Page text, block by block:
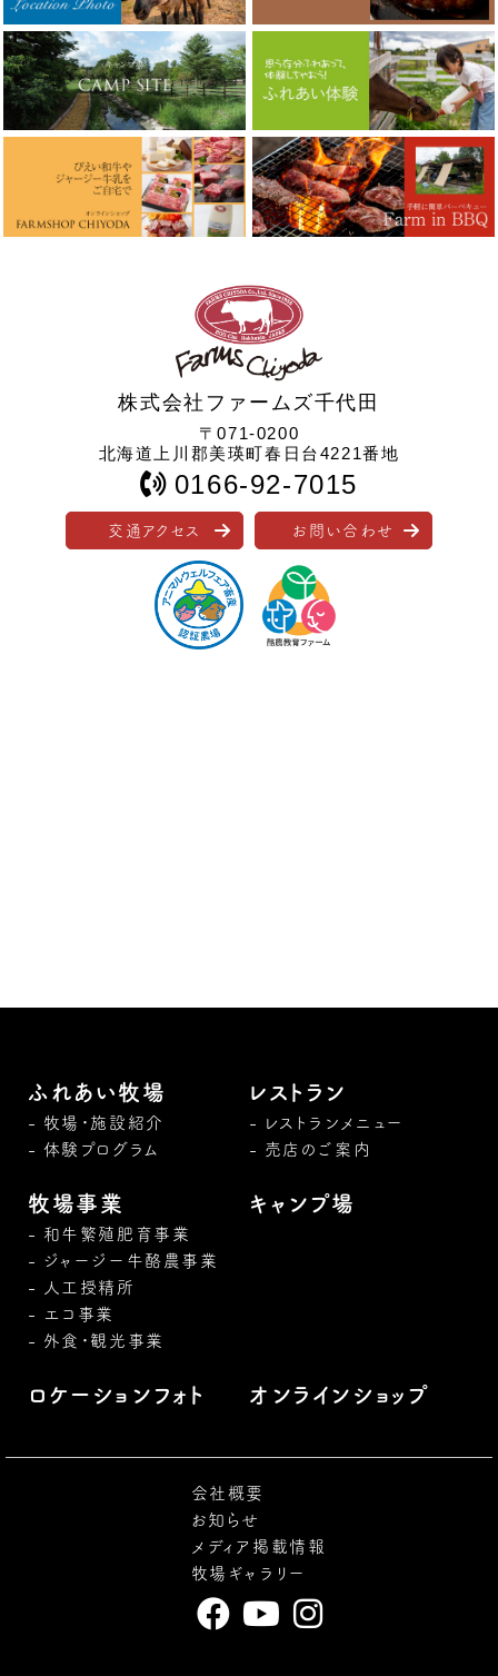
株式会社ファームズ千代田
〒071-0200
北海道上川郡美瑛町春日台4221番地
0166-92-7015
交通アクセス お問い合わせ
ふれあい牧場
牧場・施設紹介
体験プログラム
レストラン
レストランメニュー
売店のご案内
牧場事業
和牛繁殖肥育事業
ジャージー牛酪農事業
人工授精所
エコ事業
外食・観光事業
キャンプ場
ロケーションフォト オンラインショップ
会社概要
お知らせ
メディア掲載情報
牧場ギャラリー